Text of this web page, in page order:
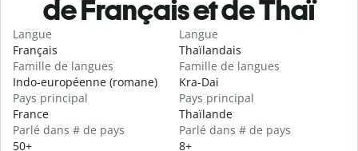
de Français et de Thaï
Langue
Français
Famille de langues
Indo-européenne (romane)
Pays principal
France
Parlé dans # de pays
50+
Langue
Thaïlandais
Famille de langues
Kra-Dai
Pays principal
Thaïlande
Parlé dans # de pays
8+